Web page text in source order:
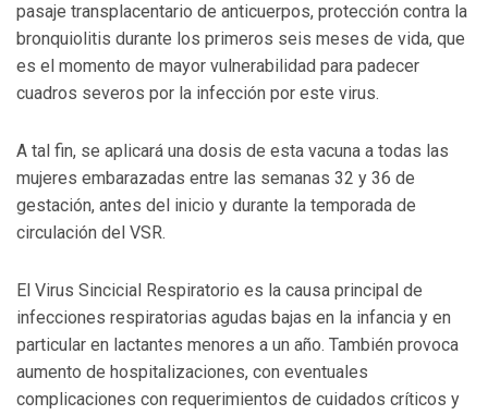
pasaje transplacentario de anticuerpos, protección contra la
bronquiolitis durante los primeros seis meses de vida, que
es el momento de mayor vulnerabilidad para padecer
cuadros severos por la infección por este virus.
A tal fin, se aplicará una dosis de esta vacuna a todas las
mujeres embarazadas entre las semanas 32 y 36 de
gestación, antes del inicio y durante la temporada de
circulación del VSR.
El Virus Sincicial Respiratorio es la causa principal de
infecciones respiratorias agudas bajas en la infancia y en
particular en lactantes menores a un año. También provoca
aumento de hospitalizaciones, con eventuales
complicaciones con requerimientos de cuidados críticos y